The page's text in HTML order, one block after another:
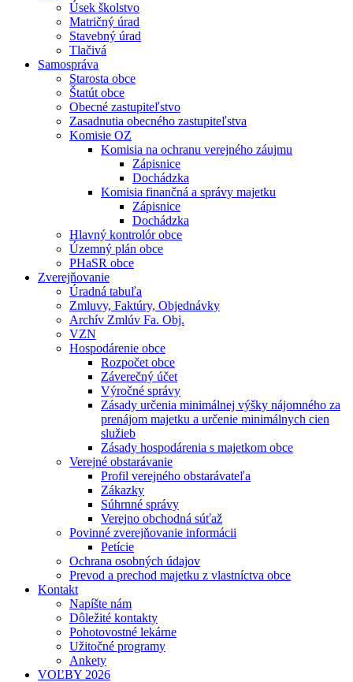
Úsek školstvo
Matričný úrad
Stavebný úrad
Tlačivá
Samospráva
Starosta obce
Štatút obce
Obecné zastupiteľstvo
Zasadnutia obecného zastupiteľstva
Komisie OZ
Komisia na ochranu verejného záujmu
Zápisnice
Dochádzka
Komisia finančná a správy majetku
Zápisnice
Dochádzka
Hlavný kontrolór obce
Územný plán obce
PHaSR obce
Zverejňovanie
Úradná tabuľa
Zmluvy, Faktúry, Objednávky
Archív Zmlúv Fa. Obj.
VZN
Hospodárenie obce
Rozpočet obce
Záverečný účet
Výročné správy
Zásady určenia minimálnej výšky nájomného za
prenájom majetku a určenie minimálnych cien
služieb
Zásady hospodárenia s majetkom obce
Verejné obstarávanie
Profil verejného obstarávateľa
Zákazky
Súhrnné správy
Verejno obchodná súťaž
Povinné zverejňovanie informácii
Petície
Ochrana osobných údajov
Prevod a prechod majetku z vlastníctva obce
Kontakt
Napíšte nám
Dôležité kontakty
Pohotovostné lekárne
Užitočné programy
Ankety
VOĽBY 2026